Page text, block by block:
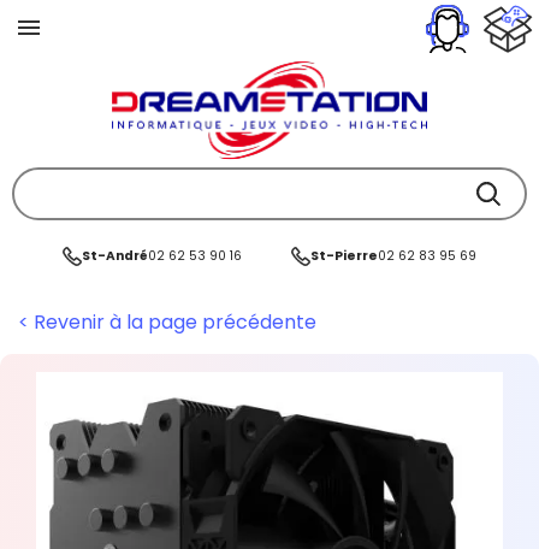
St-André02 62 53 90 16 St-Pierre02 62 83 95 69
< Revenir à la page précédente